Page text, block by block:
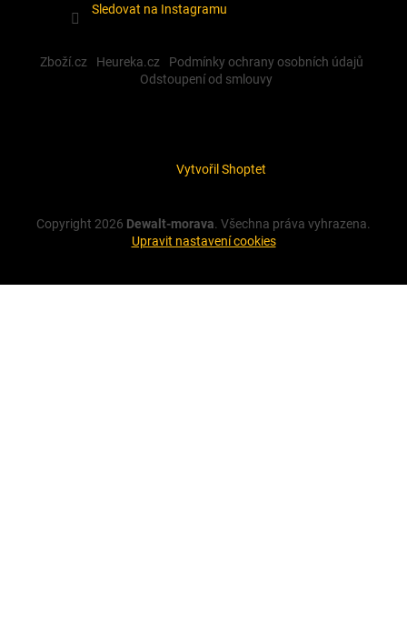
Sledovat na Instagramu
Zboží.cz Heureka.cz
Podmínky ochrany osobních údajů
Odstoupení od smlouvy
Vytvořil Shoptet
Copyright 2026 Dewalt-morava. Všechna práva vyhrazena.
Upravit nastavení cookies